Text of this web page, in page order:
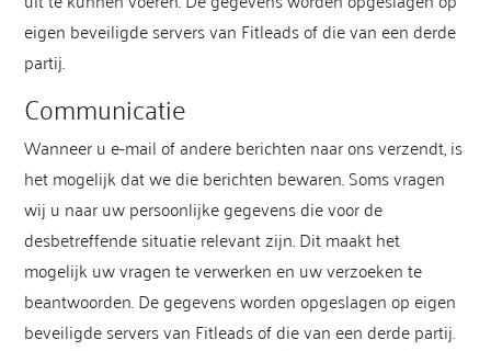
eigen beveiligde servers van Fitleads of die van een derde
partij.
Communicatie
Wanneer u e-mail of andere berichten naar ons verzendt, is
het mogelijk dat we die berichten bewaren. Soms vragen
wij u naar uw persoonlijke gegevens die voor de
desbetreffende situatie relevant zijn. Dit maakt het
mogelijk uw vragen te verwerken en uw verzoeken te
beantwoorden. De gegevens worden opgeslagen op eigen
beveiligde servers van Fitleads of die van een derde partij.